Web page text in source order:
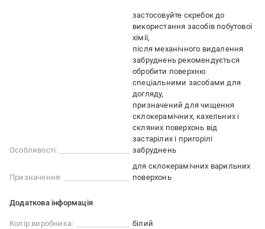
Особливості:
застосовуйте скребок до
використання засобів побутової
хімії
після механічного видалення
забруднень рекомендується
обробити поверхню
спеціальними засобами для
догляду
призначений для чищення
склокерамічних, кахельних і
скляних поверхонь від
застарілих і пригорілі
забруднень
Призначення:
для склокерамічних варильних
поверхонь
Додаткова інформація
Колір виробника: білий